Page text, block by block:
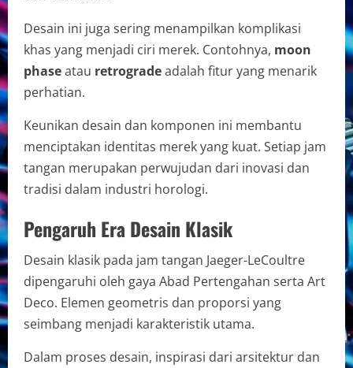
Desain ini juga sering menampilkan komplikasi
khas yang menjadi ciri merek. Contohnya, moon
phaseatau retrogradeadalah fitur yang menarik
perhatian.
Keunikan desain dan komponen ini membantu
menciptakan identitas merek yang kuat. Setiap jam
tangan merupakan perwujudan dari inovasi dan
tradisi dalam industri horologi.
Pengaruh Era Desain Klasik
Desain klasik pada jam tangan Jaeger-LeCoultre
dipengaruhi oleh gaya Abad Pertengahan serta Art
Deco. Elemen geometris dan proporsi yang
seimbang menjadi karakteristik utama.
Dalam proses desain, inspirasi dari arsitektur dan